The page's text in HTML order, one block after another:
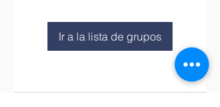
Ir a la lista de grupos